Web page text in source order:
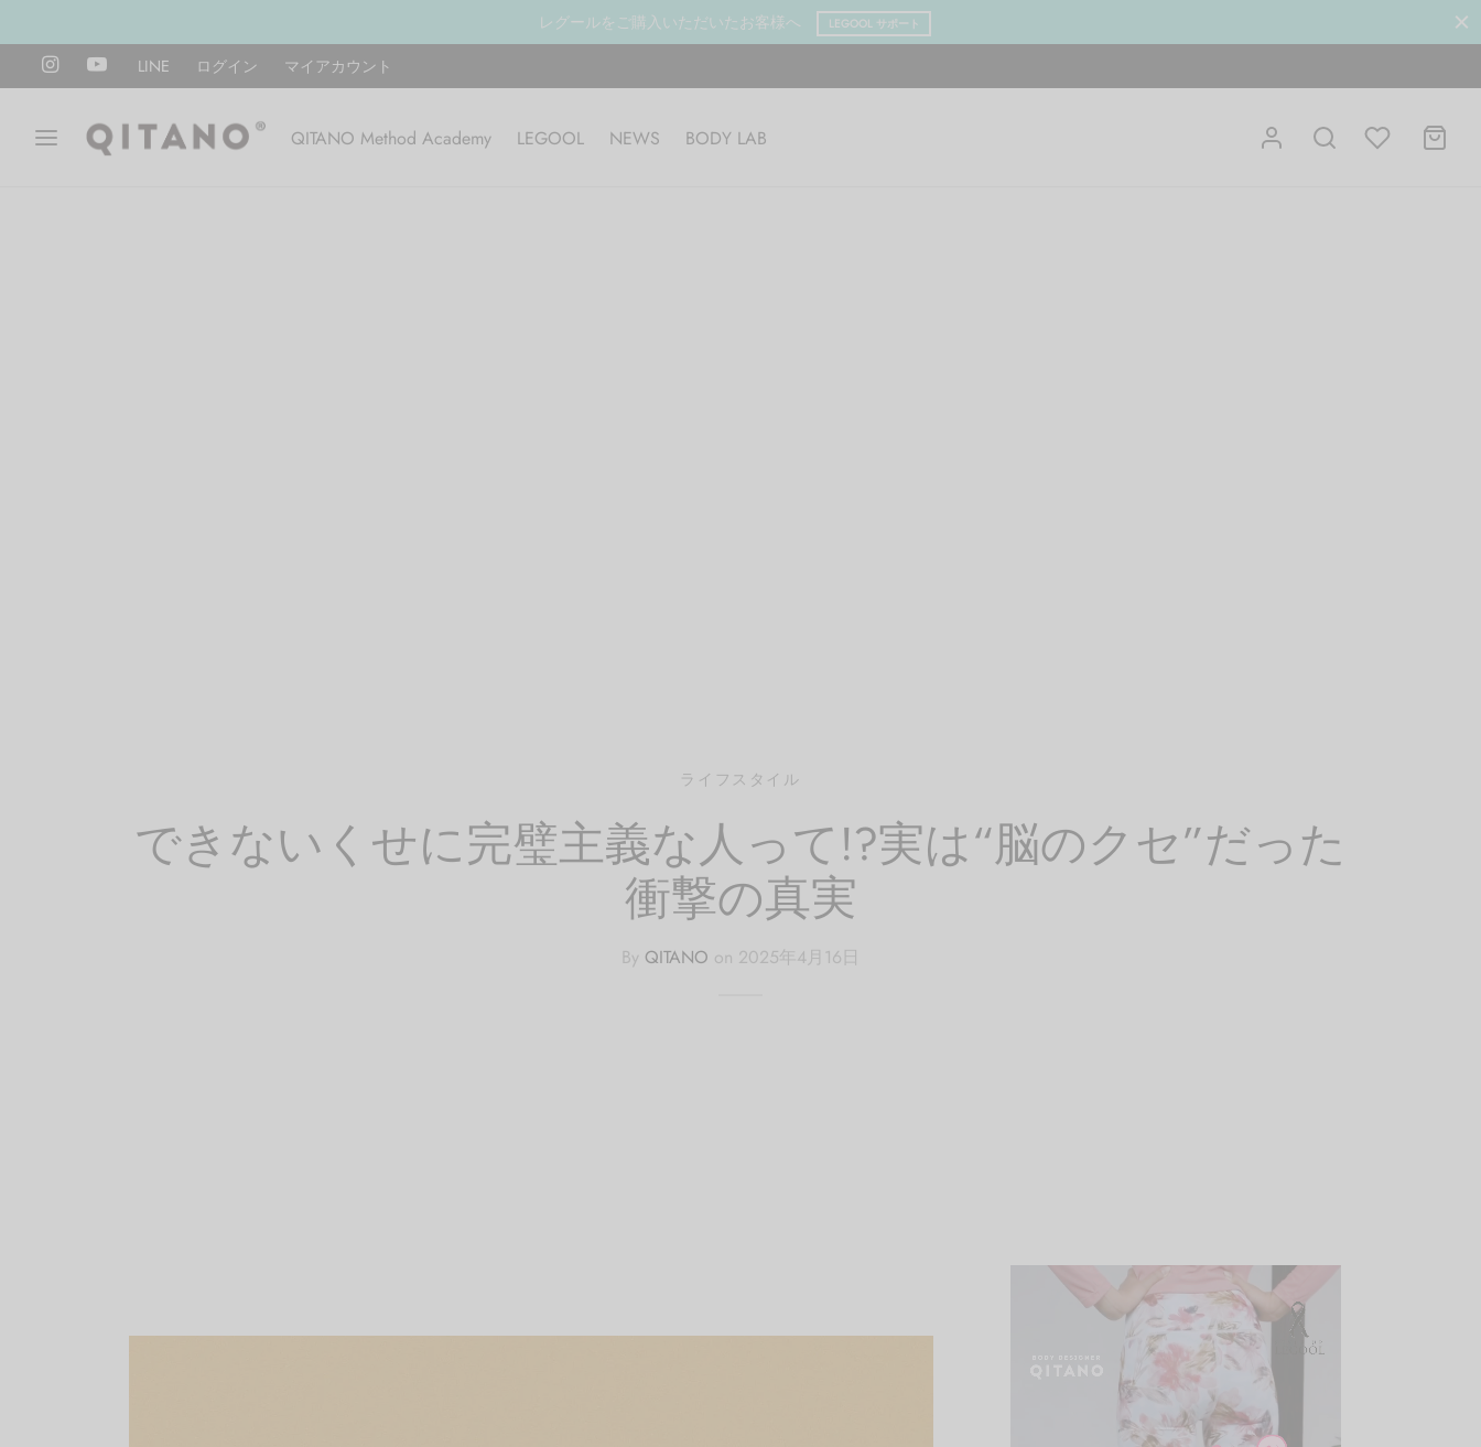
レグールをご購入いただいたお客様へ LEGOOL サポート
LINE ログイン マイアカウント
QITANO Method Academy LEGOOL NEWS BODY LAB
ライフスタイル
できないくせに完璧主義な人って!?実は“脳のクセ”だった
衝撃の真実
By QITANO on 2025年4月16日